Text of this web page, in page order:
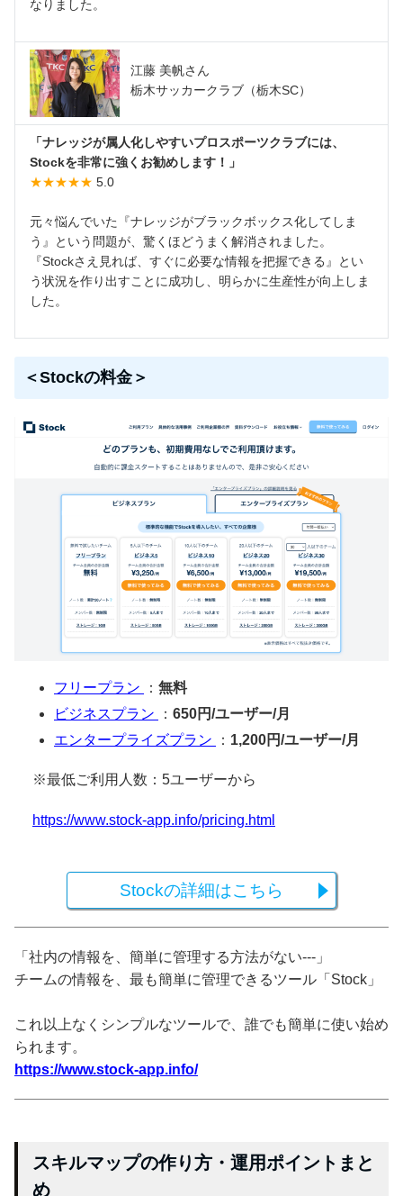
なりました。
江藤 美帆さん
栃木サッカークラブ（栃木SC）
「ナレッジが属人化しやすいプロスポーツクラブには、
Stockを非常に強くお勧めします！」
★★★★★ 5.0
元々悩んでいた『ナレッジがブラックボックス化してしま
う』という問題が、驚くほどうまく解消されました。
『Stockさえ見れば、すぐに必要な情報を把握できる』とい
う状況を作り出すことに成功し、明らかに生産性が向上しま
した。
＜Stockの料金＞
フリープラン ： 無料
ビジネスプラン
： 650円/ユーザー/月
エンタープライズプラン
： 1,200円/ユーザー/月
※最低ご利用人数：5ユーザーから
https://www.stock-app.info/pricing.html
Stockの詳細はこちら
「社内の情報を、簡単に管理する方法がない---」
チームの情報を、最も簡単に管理できるツール「Stock」
これ以上なくシンプルなツールで、誰でも簡単に使い始め
られます。
https://www.stock-app.info/
スキルマップの作り方・運用ポイントまと
め